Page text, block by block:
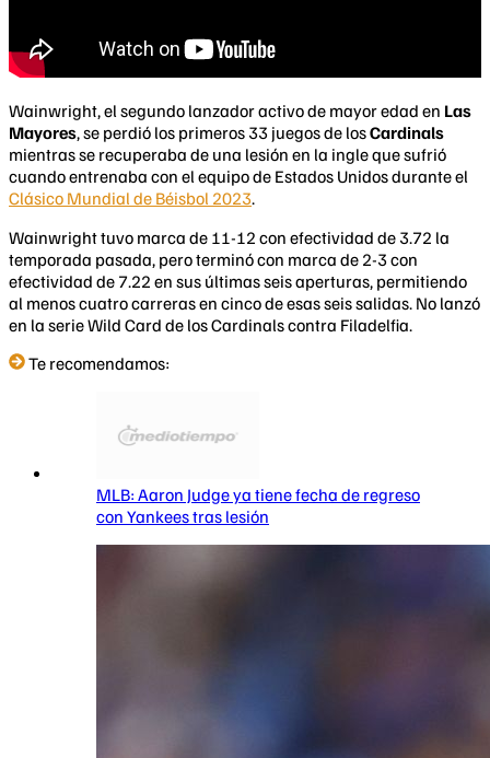
Wainwright, el segundo lanzador activo de mayor edad en Las
Mayores, se perdió los primeros 33 juegos de losCardinals
mientras se recuperaba de una lesión en la ingle que sufrió
cuando entrenaba con el equipo de Estados Unidos durante el
Clásico Mundial de Béisbol 2023.
Wainwright tuvo marca de 11-12 con efectividad de 3.72 la
temporada pasada, pero terminó con marca de 2-3 con
efectividad de 7.22 en sus últimas seis aperturas, permitiendo
al menos cuatro carreras en cinco de esas seis salidas. No lanzó
en la serie Wild Card de los Cardinals contra Filadelfia.
Te recomendamos:
MLB: Aaron Judge ya tiene fecha de regreso
con Yankees tras lesión